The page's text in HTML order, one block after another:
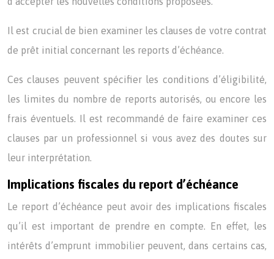
Il est crucial de bien examiner les clauses de votre contrat
de prêt initial concernant les reports d’échéance.
Ces clauses peuvent spécifier les conditions d’éligibilité,
les limites du nombre de reports autorisés, ou encore les
frais éventuels. Il est recommandé de faire examiner ces
clauses par un professionnel si vous avez des doutes sur
leur interprétation.
Implications fiscales du report d’échéance
Le report d’échéance peut avoir des implications fiscales
qu’il est important de prendre en compte. En effet, les
intérêts d’emprunt immobilier peuvent, dans certains cas,